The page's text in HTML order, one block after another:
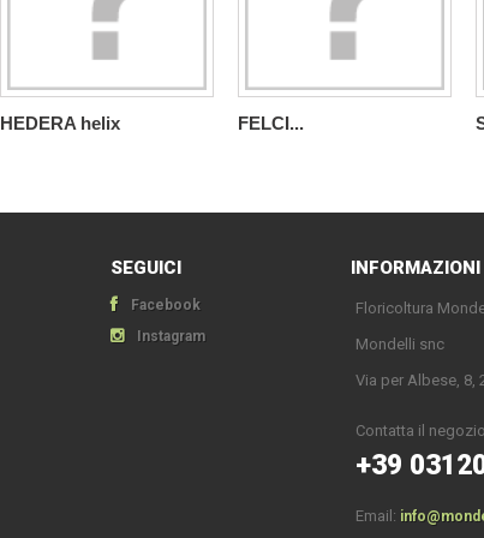
HEDERA helix FELCI...
SEGUICI
Facebook
Instagram
INFORMAZIONI
Floricoltura
Mondelli snc
Via per Albese, 8,
Contatta il
+39
Email: